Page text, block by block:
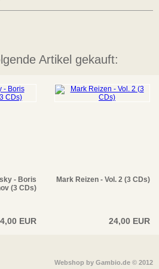
Artikel gekauft:
- Boris
(3 CDs)
EUR
Mark Reizen - Vol. 2 (3 CDs)
24,00 EUR
Webshop by Gambio.de © 2012